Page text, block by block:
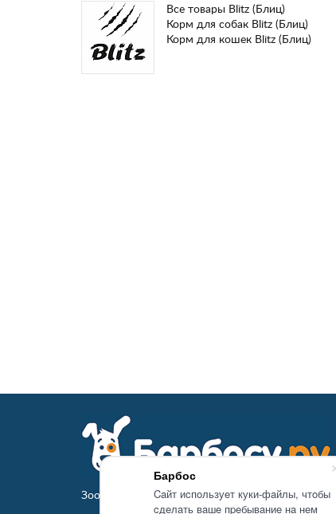
Барбос
Caйт иcпoльзуeт куки-фaйлы, чтoбы
cдeлaть вaшe пpeбывaниe нa нeм
Все товары Blitz (Блиц)
Корм для собак Blitz (Блиц)
Корм для кошек Blitz (Блиц)
Зоомагазин Барбосу.ру - товары для животных